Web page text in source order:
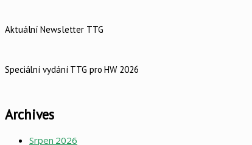
Aktuální Newsletter TTG
Speciální vydání TTG pro HW 2026
Archives
Srpen 2026